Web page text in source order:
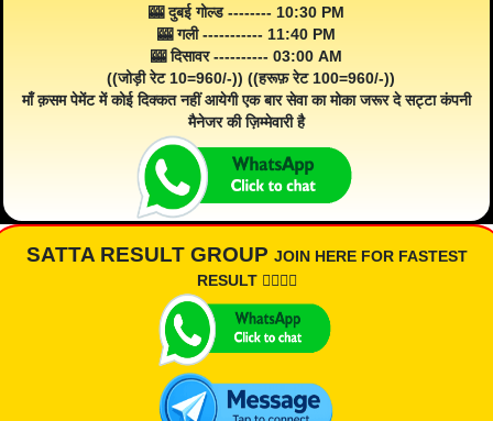
🎰 दुबई गोल्ड -------- 10:30 PM
🎰 गली ----------- 11:40 PM
🎰 दिसावर ---------- 03:00 AM
((जोड़ी रेट 10=960/-)) ((हरूफ़ रेट 100=960/-))
माँ क़सम पेमेंट में कोई दिक्कत नहीं आयेगी एक बार सेवा का मोका जरूर दे सट्टा कंपनी
मैनेजर की ज़िम्मेवारी है
SATTA RESULT GROUP JOIN HERE FOR FASTEST
RESULT 👇🏾👇🏾